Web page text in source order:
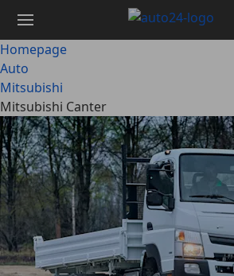
naar
hoofdinhoud
Homepage
Auto
Mitsubishi
Mitsubishi Canter